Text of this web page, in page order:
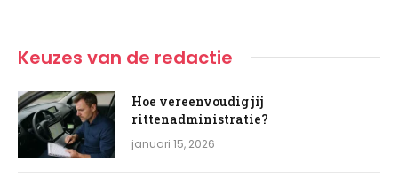
Keuzes van de redactie
Hoe vereenvoudig jij
rittenadministratie?
januari 15, 2026